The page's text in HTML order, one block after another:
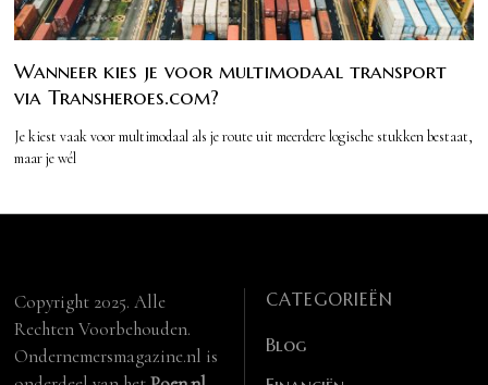
Wanneer kies je voor multimodaal transport
via Transheroes.com?
Je kiest vaak voor multimodaal als je route uit meerdere logische stukken bestaat,
maar je wél
Copyright 2025. Alle
Rechten Voorbehouden.
Ondernemersmagazine.nl is
CATEGORIEËN
Blog